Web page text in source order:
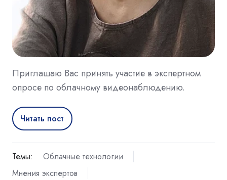
Приглашаю Вас принять участие в экспертном
опросе по облачному видеонаблюдению.
Читать пост
Темы:
Облачные технологии
Мнения экспертов